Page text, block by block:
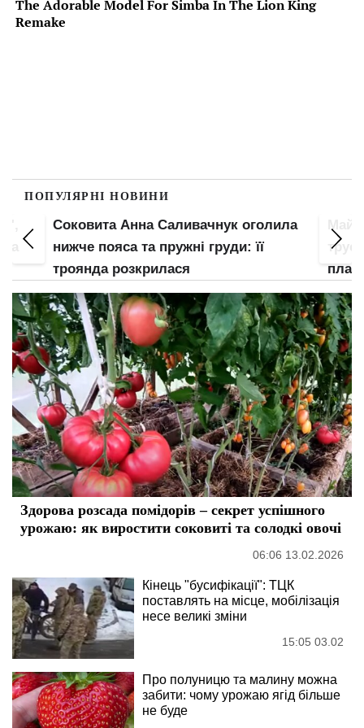
ПОПУЛЯРНІ НОВИНИ
Майже гола Леся Нікітюк спустила
труси і засвітила груди крупним
планом
неї
Здорова розсада помідорів – секрет успішного
урожаю: як виростити соковиті та солодкі овочі
06:06 13.02.2026
Кінець "бусифікації": ТЦК
поставлять на місце, мобілізація
несе великі зміни
15:05 03.02
Про полуницю та малину можна
забити: чому урожаю ягід більше
не буде